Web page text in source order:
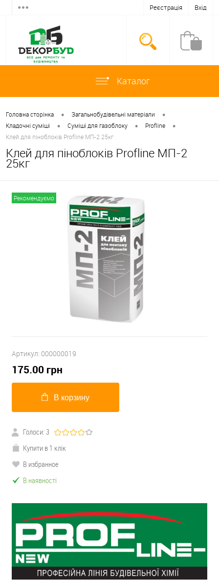
Реєстрація Вхід
Каталог
Головна сторінка • Загальнобудівельні матеріали •
Кладочні суміші • Суміші для газоблоку • Profline •
Клей для піноблоків Profline МП-2 25кг
Клей для піноблоків Profline МП-2
25кг
Рекомендуємо
Артикул: 000000019
175.00 грн
В корзину
Голоси: 3
Купити в 1 клік
В избранное
В наявності